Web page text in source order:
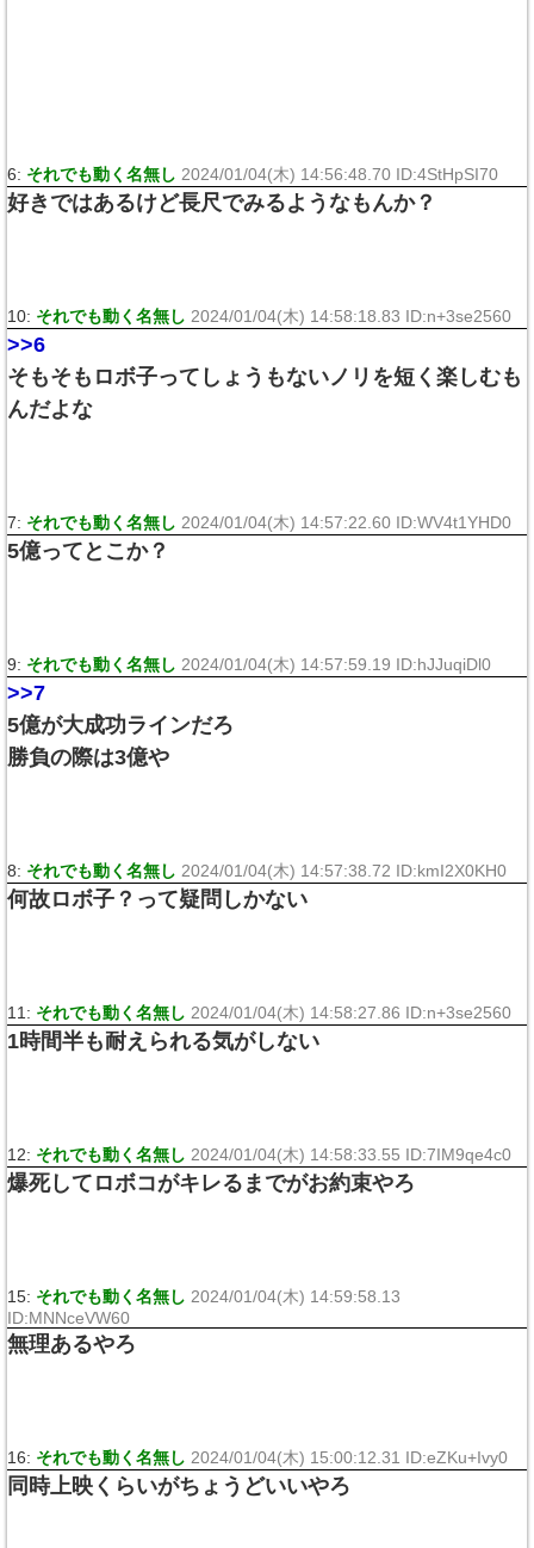
6: それでも動く名無し 2024/01/04(木) 14:56:48.70 ID:4StHpSI70
好きではあるけど長尺でみるようなもんか？
10: それでも動く名無し 2024/01/04(木) 14:58:18.83 ID:n+3se2560
>>6
そもそもロボ子ってしょうもないノリを短く楽しむも
んだよな
7: それでも動く名無し 2024/01/04(木) 14:57:22.60 ID:WV4t1YHD0
5億ってとこか？
9: それでも動く名無し 2024/01/04(木) 14:57:59.19 ID:hJJuqiDl0
>>7
5億が大成功ラインだろ
勝負の際は3億や
8: それでも動く名無し 2024/01/04(木) 14:57:38.72 ID:kmI2X0KH0
何故ロボ子？って疑問しかない
11: それでも動く名無し 2024/01/04(木) 14:58:27.86 ID:n+3se2560
1時間半も耐えられる気がしない
12: それでも動く名無し 2024/01/04(木) 14:58:33.55 ID:7IM9qe4c0
爆死してロボコがキレるまでがお約束やろ
15: それでも動く名無し 2024/01/04(木) 14:59:58.13
ID:MNNceVW60
無理あるやろ
16: それでも動く名無し 2024/01/04(木) 15:00:12.31 ID:eZKu+Ivy0
同時上映くらいがちょうどいいやろ